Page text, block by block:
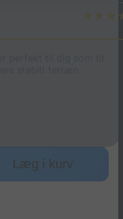
perfekt til dig som til
stabilt terræn.
Læg i kurv